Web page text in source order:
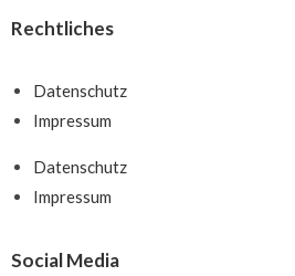
Rechtliches
Datenschutz
Impressum
Datenschutz
Impressum
Social Media